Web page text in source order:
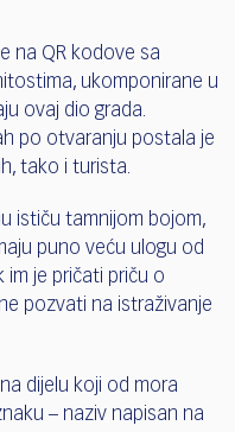
na QR kodove sa
ukomponirane u
ovaj dio grada.
po otvaranju postala je
tako i turista.
ističu tamnijom bojom,
puno veću ulogu od
im je pričati priču o
pozvati na istraživanje
dijelu koji od mora
– naziv napisan na